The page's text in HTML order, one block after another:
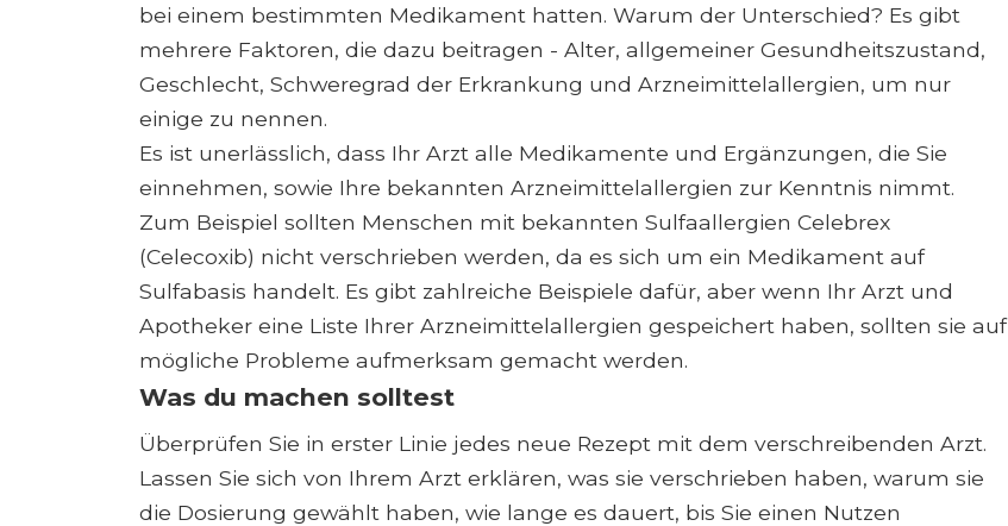
bei einem bestimmten Medikament hatten. Warum der Unterschied? Es gibt
mehrere Faktoren, die dazu beitragen - Alter, allgemeiner Gesundheitszustand,
Geschlecht, Schweregrad der Erkrankung und Arzneimittelallergien, um nur
einige zu nennen.
Es ist unerlässlich, dass Ihr Arzt alle Medikamente und Ergänzungen, die Sie
einnehmen, sowie Ihre bekannten Arzneimittelallergien zur Kenntnis nimmt.
Zum Beispiel sollten Menschen mit bekannten Sulfaallergien Celebrex
(Celecoxib) nicht verschrieben werden, da es sich um ein Medikament auf
Sulfabasis handelt. Es gibt zahlreiche Beispiele dafür, aber wenn Ihr Arzt und
Apotheker eine Liste Ihrer Arzneimittelallergien gespeichert haben, sollten sie auf
mögliche Probleme aufmerksam gemacht werden.
Was du machen solltest
Überprüfen Sie in erster Linie jedes neue Rezept mit dem verschreibenden Arzt.
Lassen Sie sich von Ihrem Arzt erklären, was sie verschrieben haben, warum sie
die Dosierung gewählt haben, wie lange es dauert, bis Sie einen Nutzen